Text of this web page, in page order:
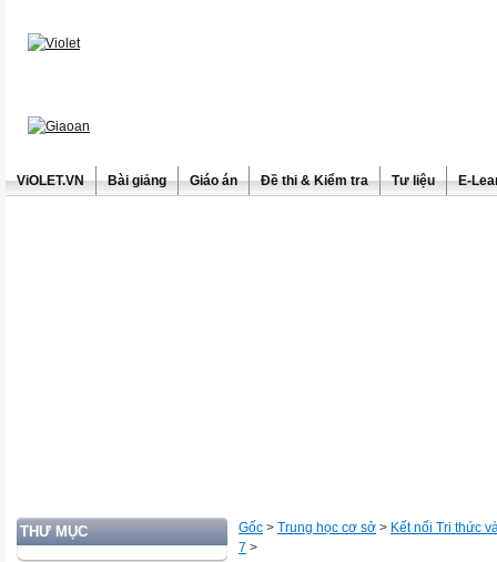
ViOLET.VN Bài giảng Giáo án Đề thi & Kiểm tra Tư liệu E-
THƯ MỤC Gốc > Trung học cơ sở > Kết nối Tri thức
7 >